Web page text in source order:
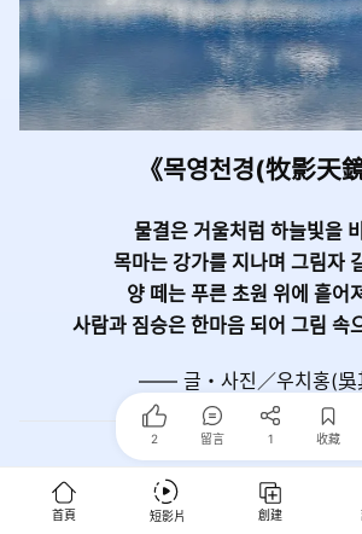
《목영천경(牧影天
물결은 거울처럼 하늘빛을
목마는 강가를 지나며 그림자
양 떼는 푸른 초원 위에 흩어
사람과 짐승은 한마음 되어 그림 속
—— 글・사진／우치홍(吳
편집 화성(和聲)
《목영천경(牧影天
2 留言 1 收藏
首頁 短影片 創建